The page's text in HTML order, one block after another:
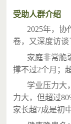
受助人群介绍
2025年，协
卷，又深度访谈
家庭非常脆
撑不过2个月；
学业压力大
力大，但超过
家长超7成是初